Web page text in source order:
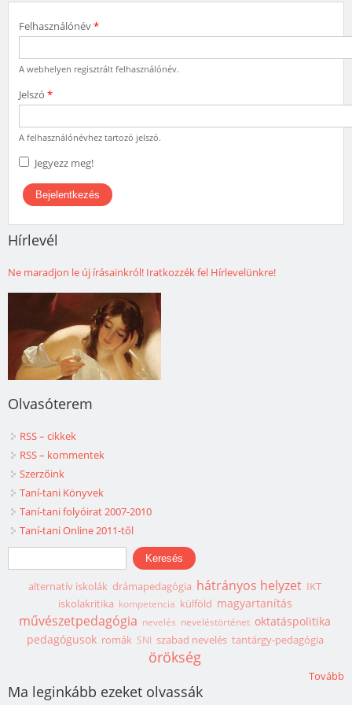
Felhasználónév*
A webhelyen regisztrált felhasználónév.
Jelszó *
A felhasználónévhez tartozó jelszó.
Jegyezz meg!
Hírlevél
Ne maradjon le új írásainkról! Iratkozzék fel Hírlevelünkre!
Olvasóterem
RSS – cikkek
RSS – kommentek
Szerzőink
Taní-tani Könyvek
Taní-tani folyóirat 2007-2010
Taní-tani Online 2011-től
Keresés űrlap
Keresés
alternatív iskolák drámapedagógia hátrányos helyzet IKT
iskolakritika kompetencia külföld magyartanítás
művészetpedagógia nevelés neveléstörténet oktatáspolitika
pedagógusok romák SNI szabad nevelés tantárgy-pedagógia
örökség
Tovább
Ma leginkább ezeket olvassák